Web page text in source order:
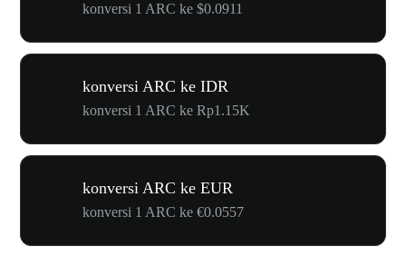
konversi 1 ARC ke $0.0911
konversi ARC ke IDR
konversi 1 ARC ke Rp1.15K
konversi ARC ke EUR
konversi 1 ARC ke €0.0557